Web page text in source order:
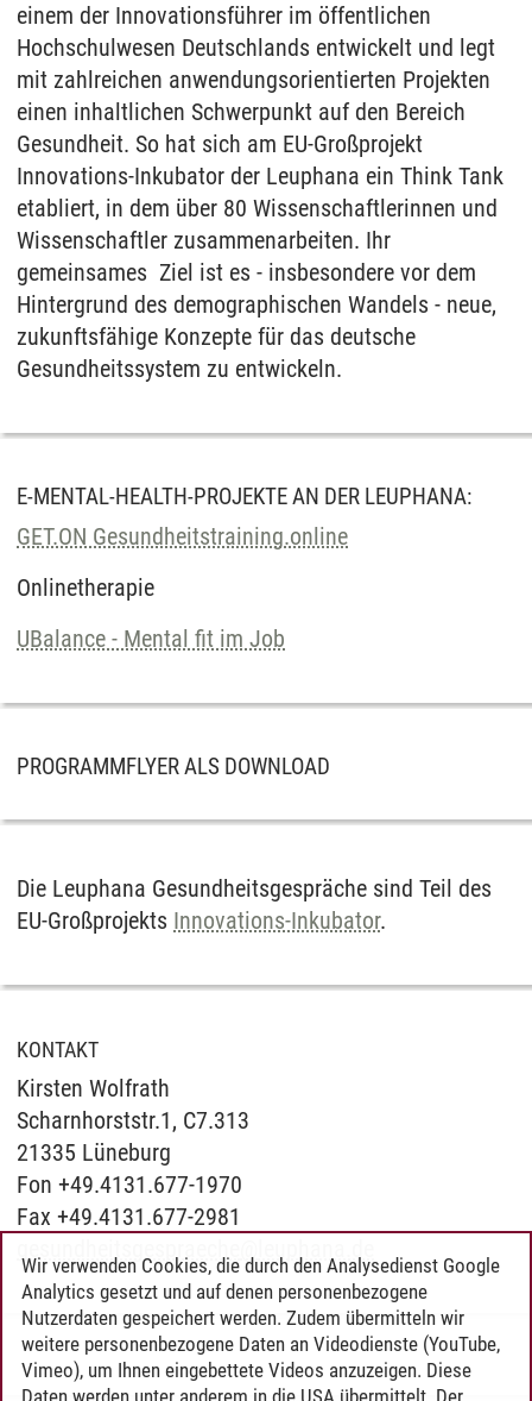
einem der Innovationsführer im öffentlichen
Hochschulwesen Deutschlands entwickelt und legt
mit zahlreichen anwendungsorientierten Projekten
einen inhaltlichen Schwerpunkt auf den Bereich
Gesundheit. So hat sich am EU-Großprojekt
Innovations-Inkubator der Leuphana ein Think Tank
etabliert, in dem über 80 Wissenschaftlerinnen und
Wissenschaftler zusammenarbeiten. Ihr
gemeinsames Ziel ist es - insbesondere vor dem
Hintergrund des demographischen Wandels - neue,
zukunftsfähige Konzepte für das deutsche
Gesundheitssystem zu entwickeln.
E-MENTAL-HEALTH-PROJEKTE AN DER LEUPHANA:
GET.ON Gesundheitstraining.online
Onlinetherapie
UBalance - Mental fit im Job
PROGRAMMFLYER ALS DOWNLOAD
Die Leuphana Gesundheitsgespräche sind Teil des
EU-Großprojekts Innovations-Inkubator.
KONTAKT
Kirsten Wolfrath
Scharnhorststr.1, C7.313
21335 Lüneburg
Fon +49.4131.677-1970
Fax +49.4131.677-2981
Wir verwenden Cookies, die durch den Analysedienst Google
Analytics gesetzt und auf denen personenbezogene
Nutzerdaten gespeichert werden. Zudem übermitteln wir
weitere personenbezogene Daten an Videodienste (YouTube,
Vimeo), um Ihnen eingebettete Videos anzuzeigen. Diese
Daten werden unter anderem in die USA übermittelt. Der